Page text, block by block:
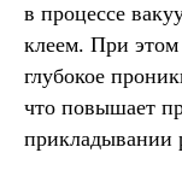
в процессе
клеем. При этом
глубокое
что повышает
прикладывании